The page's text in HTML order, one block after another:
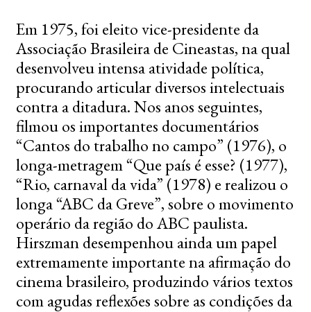
Em 1975, foi eleito vice-presidente da
Associação Brasileira de Cineastas, na qual
desenvolveu intensa atividade política,
procurando articular diversos intelectuais
contra a ditadura. Nos anos seguintes,
filmou os importantes documentários
“Cantos do trabalho no campo” (1976), o
longa-metragem “Que país é esse? (1977),
“Rio, carnaval da vida” (1978) e realizou o
longa “ABC da Greve”, sobre o movimento
operário da região do ABC paulista.
Hirszman desempenhou ainda um papel
extremamente importante na afirmação do
cinema brasileiro, produzindo vários textos
com agudas reflexões sobre as condições da